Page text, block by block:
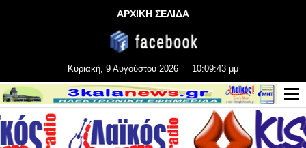
ΑΡΧΙΚΗ ΣΕΛΙΔΑ
Κυριακή, 9 Αυγούστου 2026 10:09:44 μμ